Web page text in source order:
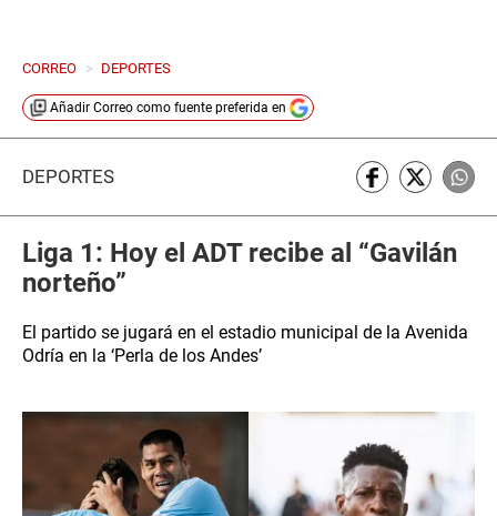
CORREO > DEPORTES
Añadir Correo como fuente preferida en
DEPORTES
Liga 1: Hoy el ADT recibe al “Gavilán
norteño”
El partido se jugará en el estadio municipal de la Avenida
Odría en la ‘Perla de los Andes’